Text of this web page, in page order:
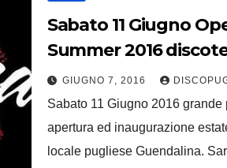
Sabato 11 Giugno
Summer 2016
Guendalina
GIUGNO 7, 2016
Sabato 11 Giugno 2016 grande
apertura ed inaugurazione
locale pugliese Guendalina.